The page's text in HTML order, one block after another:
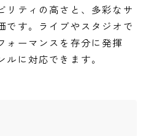
リティの高さと、多彩なサ
です。ライブやスタジオで
ォーマンスを存分に発揮
に対応できます。